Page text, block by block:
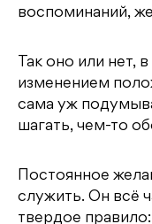
воспоминаний,
Так оно или
изменением
сама уж
шагать, чем-то
Постоянное
служить. Он всё
твердое